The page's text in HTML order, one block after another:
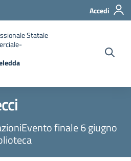
Accedi
Statale
finale 6 giugno